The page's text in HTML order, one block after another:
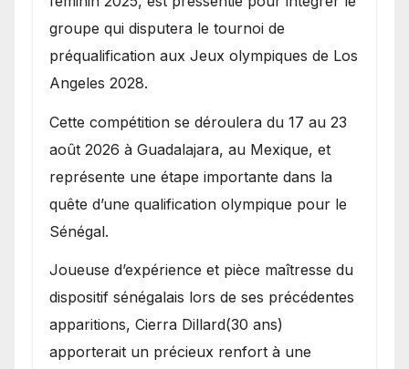
groupe qui disputera le tournoi de
préqualification aux Jeux olympiques de Los
Angeles 2028.
Cette compétition se déroulera du 17 au 23
août 2026 à Guadalajara, au Mexique, et
représente une étape importante dans la
quête d’une qualification olympique pour le
Sénégal.
Joueuse d’expérience et pièce maîtresse du
dispositif sénégalais lors de ses précédentes
apparitions, Cierra Dillard(30 ans)
apporterait un précieux renfort à une